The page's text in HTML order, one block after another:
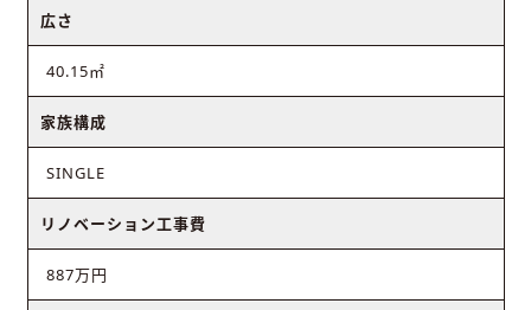
広さ
40.15㎡
家族構成
SINGLE
リノベーション工事費
887万円